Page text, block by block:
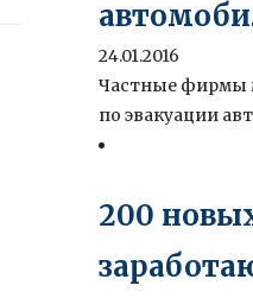
24.01.2016
Частные фирмы
по эвакуации
200